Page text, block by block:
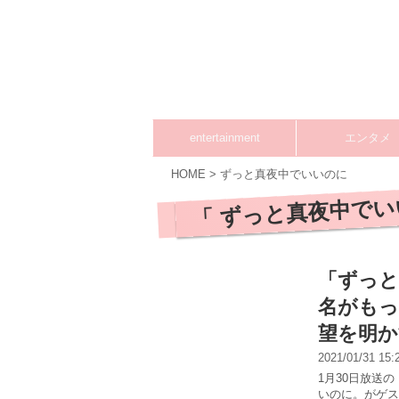
entertainment エンタメ
HOME > ずっと真夜中でいいのに
「 ずっと真夜中で
「ずっ
名がも
望を明か
2021/01/31
1月30日放送
いのに。がゲ